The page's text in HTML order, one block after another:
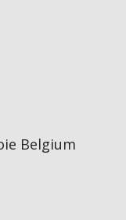
Belgium